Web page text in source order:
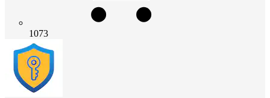
1073